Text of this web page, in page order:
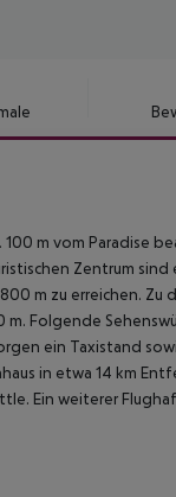
m vom Paradise
Zentrum sind
m zu erreichen.
Folgende
ein Taxistand
in etwa 14 km
Ein weiterer